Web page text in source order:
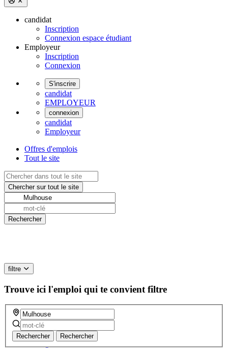
candidat
Inscription
Connexion espace étudiant
Employeur
Inscription
Connexion
S'inscrire
candidat
EMPLOYEUR
connexion
candidat
Employeur
Offres d'emplois
Tout le site
filtre
Trouve ici l'emploi qui te convient filtre
Rechercher Rechercher